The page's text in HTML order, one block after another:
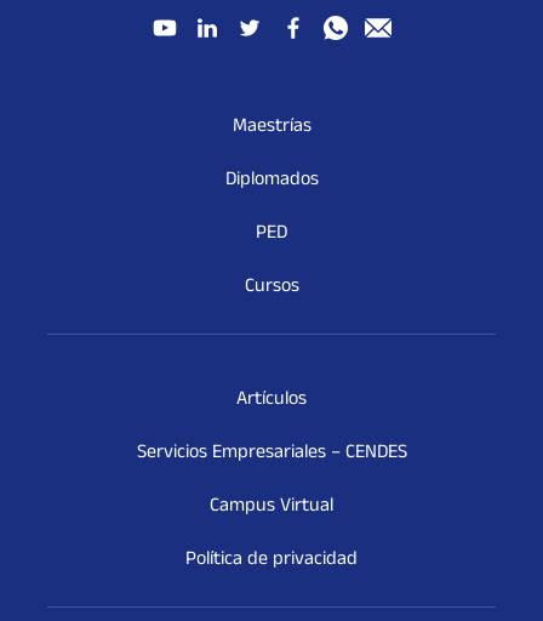
Maestrías
Diplomados
PED
Cursos
Artículos
Servicios Empresariales – CENDES
Campus Virtual
Política de privacidad